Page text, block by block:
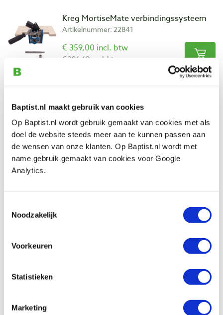
Baptist.nl maakt gebruik van cookies
Op Baptist.nl wordt gebruik gemaakt van cookies met als
doel de website steeds meer aan te kunnen passen aan
de wensen van onze klanten. Op Baptist.nl wordt met
name gebruik gemaakt van cookies voor Google
Analytics.
Noodzakelijk
Voorkeuren
Statistieken
Marketing
Kreg MortiseMate verbindingssysteem
Artikelnummer: 22841
€ 359,00 incl. btw
€ 296,69 excl. btw
Vergelijken
Kreg Cabinet Hardware Jig boorsjabloon
voor meubelgrepen
Artikelnummer: 32922
€ 43,60 incl. btw